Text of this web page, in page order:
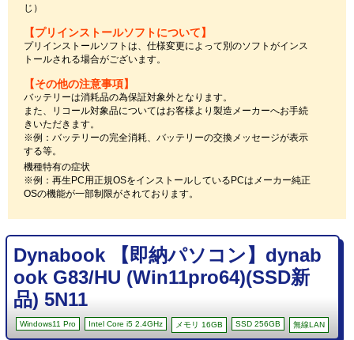
じ）
【プリインストールソフトについて】
プリインストールソフトは、仕様変更によって別のソフトがインス
トールされる場合がございます。
【その他の注意事項】
バッテリーは消耗品の為保証対象外となります。
また、リコール対象品についてはお客様より製造メーカーへお手続
きいただきます。
※例：バッテリーの完全消耗、バッテリーの交換メッセージが表示
する等。
機種特有の症状
※例：再生PC用正規OSをインストールしているPCはメーカー純正
OSの機能が一部制限がされております。
Dynabook 【即納パソコン】dynab
ook G83/HU (Win11pro64)(SSD新
品) 5N11
Windows11 Pro Intel Core i5 2.4GHz メモリ 16GB SSD 256GB 無線LAN